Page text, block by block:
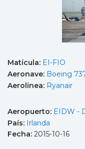
Matícula: EI-FIO
Aeronave: Boeing
Aerolínea: Ryanair
Aeropuerto: EIDW -
País: Irlanda
Fecha: 2015-10-16